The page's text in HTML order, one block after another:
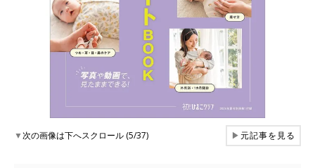
▼次の画像は下へスクロール (5/37) ▶元記事を見る